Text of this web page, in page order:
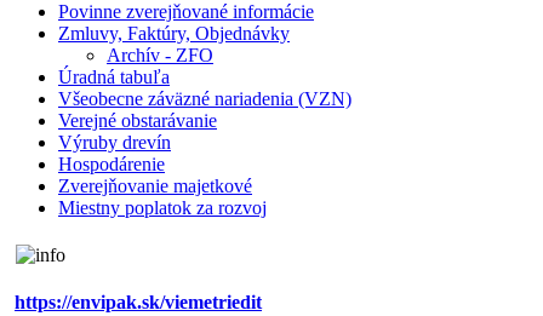
Povinne zverejňované informácie
Zmluvy, Faktúry, Objednávky
Archív - ZFO
Úradná tabuľa
Všeobecne záväzné nariadenia (VZN)
Verejné obstarávanie
Výruby drevín
Hospodárenie
Zverejňovanie majetkové
Miestny poplatok za rozvoj
https://envipak.sk/viemetriedit